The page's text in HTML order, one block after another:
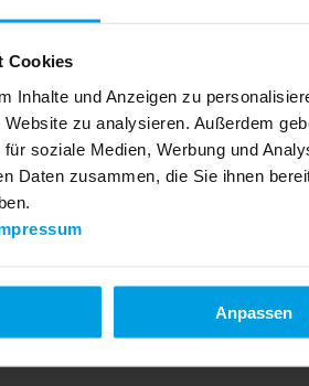
Cookies
Inhalte und Anzeigen zu
zu analysieren. Außerdem
soziale Medien, Werbung und
Daten zusammen, die Sie ihnen
Anpassen